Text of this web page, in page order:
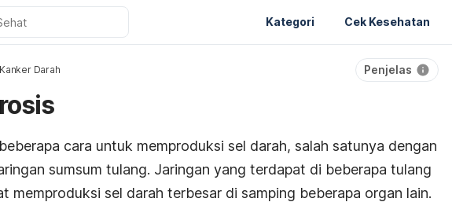
Kategori Cek Kesehatan
Kanker Darah Penjelas
cara untuk memproduksi sel darah, salah satunya dengan
sumsum tulang. Jaringan yang terdapat di beberapa tulang
memproduksi sel darah terbesar di samping beberapa organ lain.